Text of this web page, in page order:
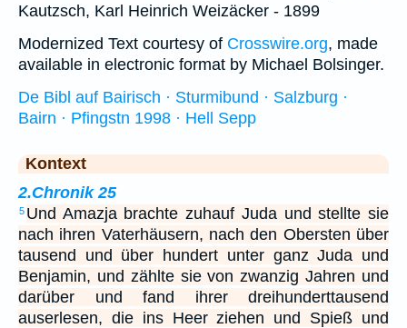
Kautzsch, Karl Heinrich Weizäcker - 1899
Modernized Text courtesy of Crosswire.org, made
available in electronic format by Michael Bolsinger.
De Bibl auf Bairisch · Sturmibund · Salzburg ·
Bairn · Pfingstn 1998 · Hell Sepp
Kontext
2.Chronik 25
5 Und Amazja brachte zuhauf Juda und stellte sie
nach ihren Vaterhäusern, nach den Obersten über
tausend und über hundert unter ganz Juda und
Benjamin, und zählte sie von zwanzig Jahren und
darüber und fand ihrer dreihunderttausend
auserlesen, die ins Heer ziehen und Spieß und